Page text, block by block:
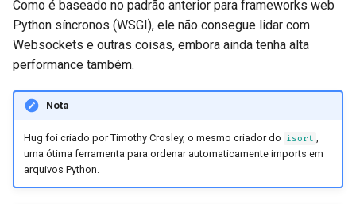
Como é baseado no padrão anterior para frameworks web
Python síncronos (WSGI), ele não consegue lidar com
Websockets e outras coisas, embora ainda tenha alta
performance também.
Nota
Hug foi criado por Timothy Crosley, o mesmo criador do isort
uma ótima ferramenta para ordenar automaticamente imports em
arquivos Python.